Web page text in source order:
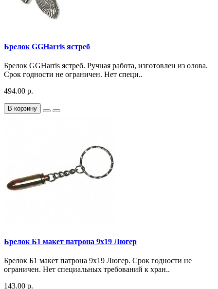
Брелок GGHarris ястреб
Брелок GGHarris ястреб. Ручная работа, изготовлен из олова.
Срок годности не ограничен. Нет специ..
494.00 р.
В корзину
Брелок Б1 макет патрона 9х19 Люгер
Брелок Б1 макет патрона 9х19 Люгер. Срок годности не
ограничен. Нет специальных требований к хран..
143.00 р.